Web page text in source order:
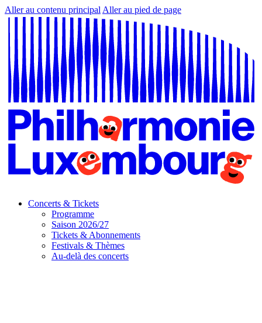
Aller au contenu principal Aller au pied de page
Concerts & Tickets
Programme
Saison 2026/27
Tickets & Abonnements
Festivals & Thèmes
Au-delà des concerts